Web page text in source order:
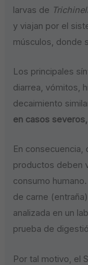
larvas de
y viajan por el
músculos, donde
Los principales
diarrea, vómitos,
decaimiento
en casos
En
productos deben
consumo
de carne
analizada en un
prueba de
Por tal motivo, el